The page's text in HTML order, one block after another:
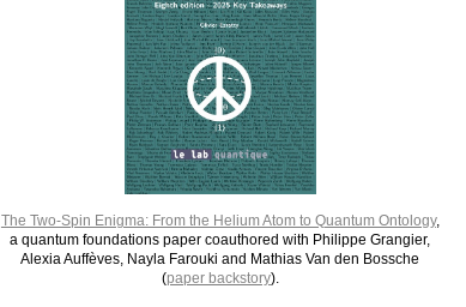
The Two-Spin Enigma: From the Helium Atom to Quantum Ontology,
a quantum foundations paper coauthored with Philippe Grangier,
Alexia Auffèves, Nayla Farouki and Mathias Van den Bossche
(paper backstory).